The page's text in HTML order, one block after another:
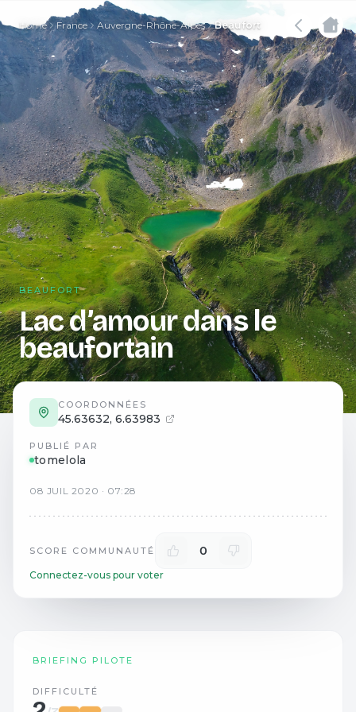
Home France Auvergne-Rhône-Alpes Beaufort
BEAUFORT
Lac d’amour dans le
beaufortain
COORDONNÉES
45.63632, 6.63983
PUBLIÉ PAR
tomelola
08 JUIL 2020 · 07:28
SCORE COMMUNAUTÉ 0
Connectez-vous pour voter
BRIEFING PILOTE
DIFFICULTÉ